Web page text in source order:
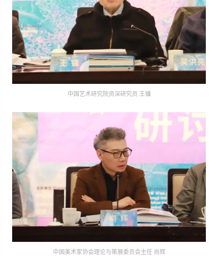
中国艺术研究院资深研究员 王镛
中国美术家协会理论与策展委员会主任 尚辉